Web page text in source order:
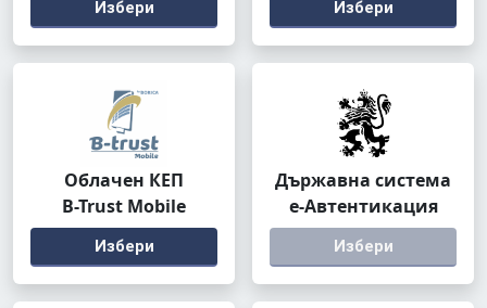
Избери Избери
Облачен КЕП
B-Trust Mobile
Избери
Държавна система
е-Автентикация
Избери